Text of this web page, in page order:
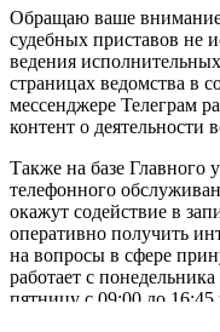
Обращаю ваше
судебных приставов не
ведения
страницах ведомства в
мессенджере Телеграм
контент о деятельности
Также на базе Главного
телефонного
окажут содействие в
оперативно получить
на вопросы в сфере
работает с
пятницу с 09:00 до